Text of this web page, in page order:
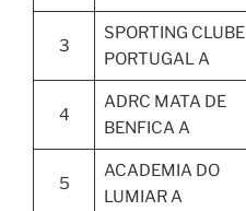
3
SPORTING CLUBE
PORTUGAL A
4
ADRC MATA DE
BENFICA A
5
ACADEMIA DO
LUMIAR A